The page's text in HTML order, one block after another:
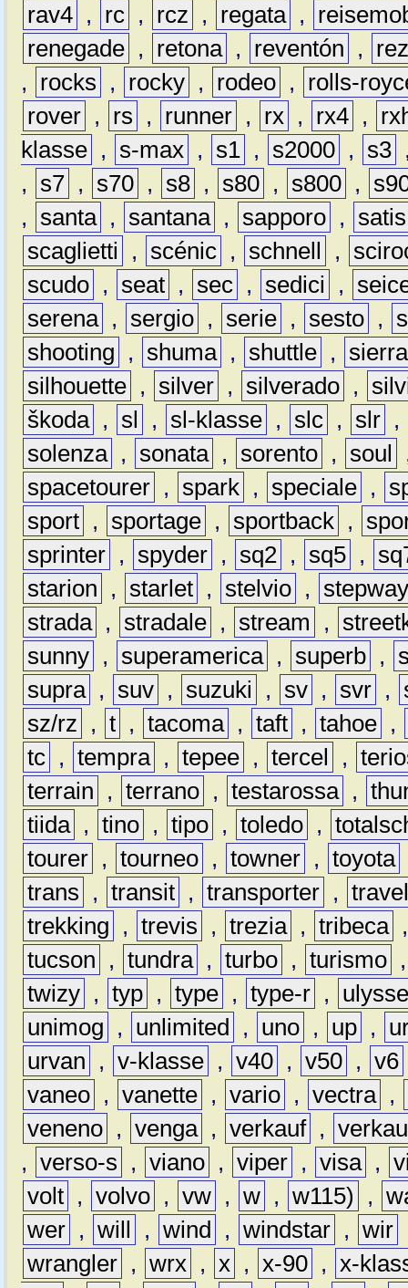
rav4 , rc , rcz , regata ,
renegade , retona , reventón ,
,
rocks , rocky , rodeo ,
rolls-
rover , rs , runner , rx , rx4 ,
klasse , s-max , s1 , s2000 , s3
,
s7 , s70 , s8 , s80 , s800 ,
,
santa , santana , sapporo ,
satis
scaglietti
, scénic , schnell ,
scudo , seat , sec , sedici ,
serena , sergio , serie , sesto ,
shooting
, shuma , shuttle ,
sierra
silhouette , silver , silverado ,
škoda , sl , sl-klasse , slc , slr ,
solenza , sonata , sorento , soul
spacetourer , spark , speciale ,
sport , sportage , sportback ,
sprinter , spyder , sq2 , sq5 ,
starion
, starlet , stelvio ,
strada , stradale , stream ,
sunny , superamerica , superb ,
supra , suv , suzuki , sv , svr ,
sz/rz
, t , tacoma , taft , tahoe ,
tc , tempra , tepee , tercel ,
terrain
, terrano , testarossa ,
tiida , tino , tipo , toledo ,
tourer , tourneo , towner , toyota
trans
, transit , transporter ,
trekking
, trevis , trezia , tribeca
tucson
, tundra , turbo , turismo
twizy , typ , type , type-r ,
unimog
, unlimited , uno , up ,
urvan
, v-klasse , v40 , v50 , v6
vaneo , vanette , vario , vectra ,
veneno , venga , verkauf ,
, verso-s , viano , viper , visa ,
volt , volvo , vw , w , w115) ,
wer , will , wind , windstar , wir
wrangler , wrx , x , x-90 , x-